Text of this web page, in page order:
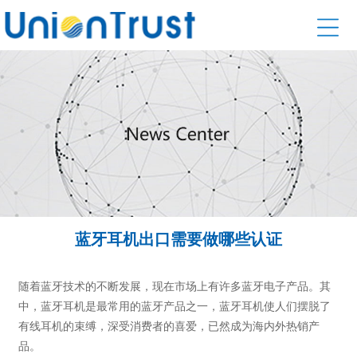
蓝牙耳机出口需要做哪些认证
随着蓝牙技术的不断发展，现在市场上有许多蓝牙电子产品。其
中，蓝牙耳机是最常用的蓝牙产品之一，蓝牙耳机使人们摆脱了
有线耳机的束缚，深受消费者的喜爱，已然成为海内外热销产
品。